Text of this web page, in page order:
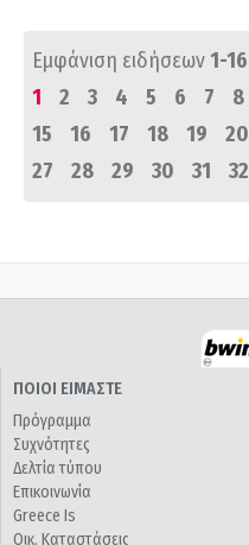
Εμφάνιση ειδήσεων1-16
1
2 3 4 5 6 7 8
15
16 17 18 19 20
27
28 29 30 31 32
ΠΟΙΟΙ ΕΙΜΑΣΤΕ
Πρόγραμμα
Συχνότητες
Δελτία τύπου
Επικοινωνία
Greece Is
Οικ. Καταστάσεις